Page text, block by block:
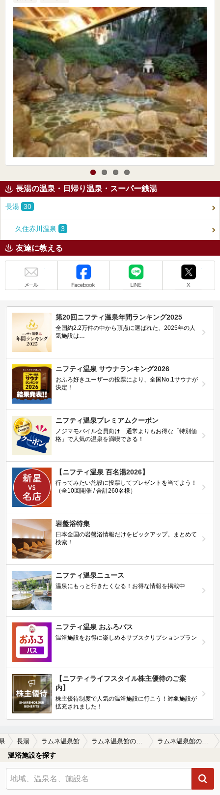
長湯の温泉・日帰り温泉・スーパー銭湯
長湯 30
久住赤川温泉 3
友達に教える
第20回ニフティ温泉年間ランキング2025
全国約2.2万件の中から頂点に選ばれた、2025年の人
気施設は…
ニフティ温泉 サウナランキング2026
おふろ好きユーザーの投票により、全国No.1サウナが
決定！
ニフティ温泉プレミアムクーポン
ノジマモバイル会員向け 通常よりもお得な「特別価
格」で人気の温泉を満喫できる！
【ニフティ温泉 百名湯2026】
行ってみたい施設に投票してプレゼントを当てよう！
（全10回開催 / 合計260名様）
岩盤浴特集
日本全国の岩盤浴情報だけをピックアップ。まとめて
検索！
ニフティ温泉ニュース
温泉にもっと行きたくなる！お得な情報を掲載中
ニフティ温泉 おふろパス
温浴施設をお得に楽しめるサブスクリプションプラン
【ニフティライフスタイル株主優待のご案
内】
株主優待制度で人気の温浴施設に行こう！対象施設が
拡充されました！
長湯 ラムネ温泉館 ラムネ温泉館の口コミ一覧 ラムネ温泉館の口コミ 2日で４湯のラストがこちらです。この４…
温浴施設を探す